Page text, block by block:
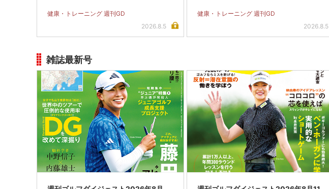
健康・トレーニング 週刊GD
2026.8.5
健康・トレーニング 週刊GD
2026.8.5
雑誌最新号